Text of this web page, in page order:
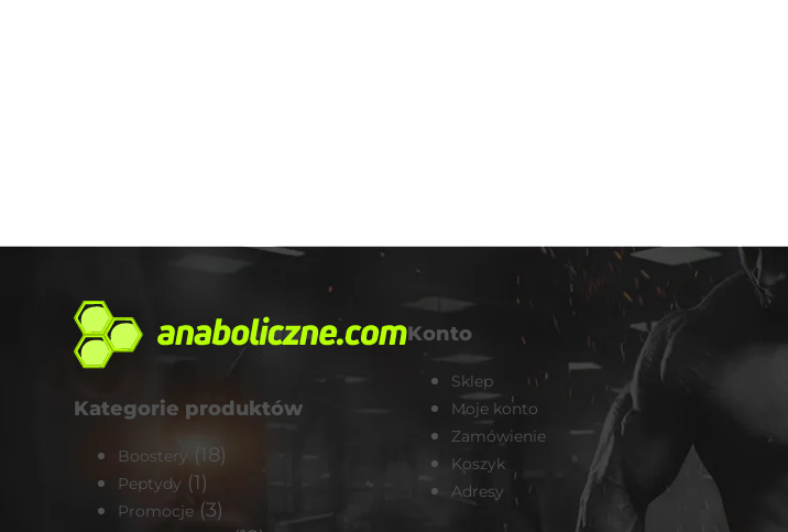
Kategorie produktów
Boostery (18)
Peptydy (1)
Promocje (3)
Konto
Sklep
Moje konto
Zamówienie
Koszyk
Adresy